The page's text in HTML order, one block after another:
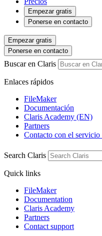
Empezar gratis
Ponerse en contacto
Empezar gratis
Ponerse en contacto
Buscar en Claris
Enlaces rápidos
FileMaker
Documentación
Claris Academy (EN)
Partners
Contacto con el servicio
Search Claris
Quick links
FileMaker
Documentation
Claris Academy
Partners
Contact support